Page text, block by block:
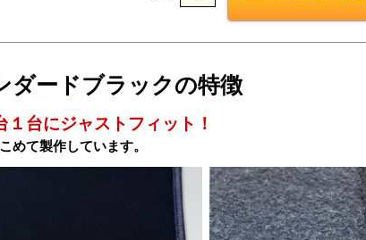
ダードブラックの特徴
台にジャストフィット！
めて製作しています。